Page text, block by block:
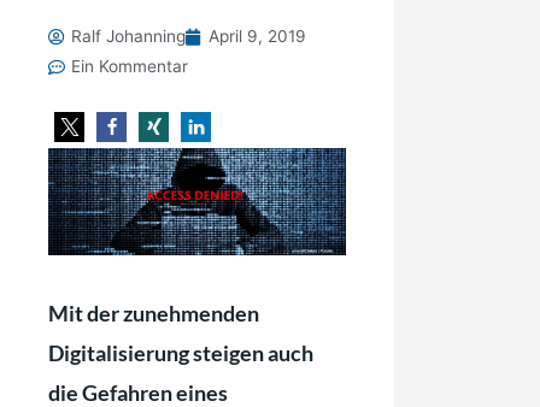
Ralf Johanning
April 9, 2019
Ein Kommentar
Mit der zunehmenden
Digitalisierung steigen auch
die Gefahren eines